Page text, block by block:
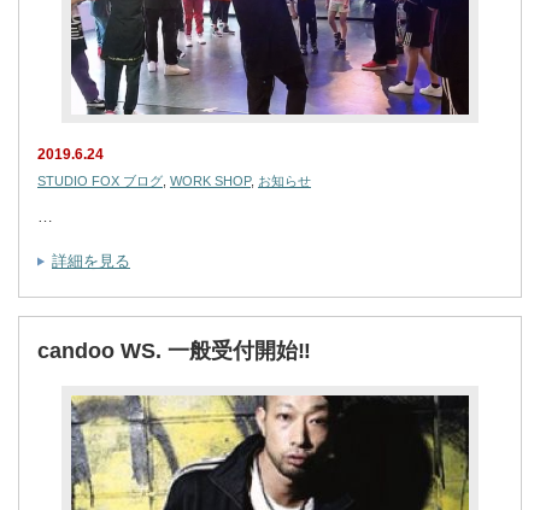
2019.6.24
STUDIO FOX ブログ WORK SHOP, お知らせ
…
詳細を見る
candoo WS. 一般受付開始‼︎